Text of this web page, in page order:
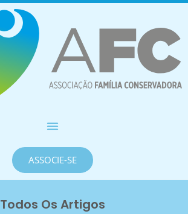
ASSOCIE-SE
Todos Os Artigos